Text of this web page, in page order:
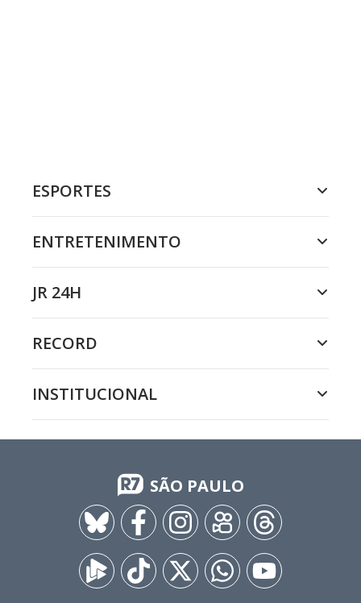
ESPORTES
ENTRETENIMENTO
JR 24H
RECORD
INSTITUCIONAL
SÃO PAULO